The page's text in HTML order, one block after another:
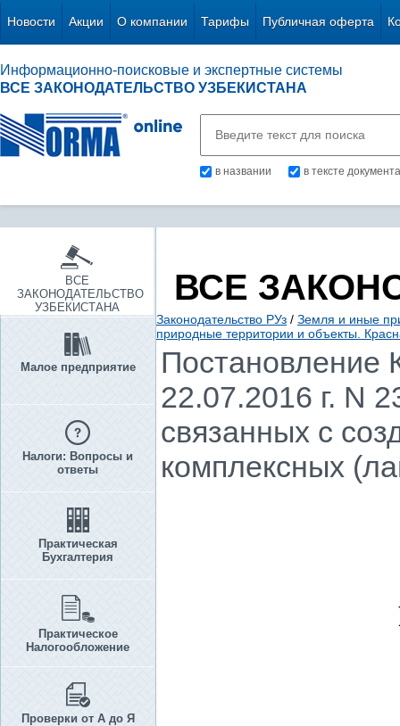
Новости Акции О компании Тарифы Публичная оферта
Информационно-поисковые и экспертные системы
ВСЕ ЗАКОНОДАТЕЛЬСТВО УЗБЕКИСТАНА
в названии в тексте документа
ВСЕ
ЗАКОНОДАТЕЛЬСТВО
УЗБЕКИСТАНА
Малое предприятие
Налоги: Вопросы и
ответы
Практическая
Бухгалтерия
Практическое
Налогообложение
Проверки от А до Я
ВСЕ
Законодательство РУз / Земля и иные
природные территории и объекты.
Постановление
22.07.2016 г. N
связанных с
комплексных